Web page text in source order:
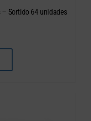
Sortido 64 unidades